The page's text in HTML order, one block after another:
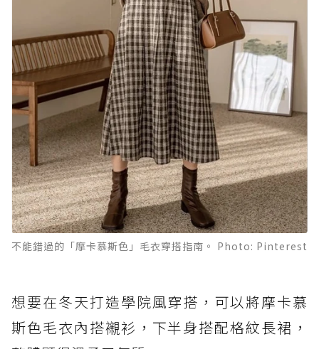
不能錯過的「摩卡慕斯色」毛衣穿搭指南。 Photo: Pinterest
想要在冬天打造學院風穿搭，可以將摩卡慕
斯色毛衣內搭襯衫，下半身搭配格紋長裙，